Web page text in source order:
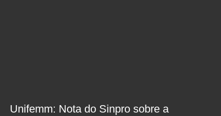
Unifemm: Nota do Sinpro sobre a